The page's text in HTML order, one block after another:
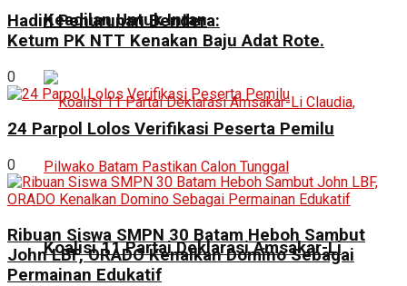
Keadilan Untuk Intan
Koalisi 11 Partai Deklarasi Amsakar-Li
Hadiri Penurunan Bendera:
Ketum PK NTT Kenakan Baju Adat Rote.
0
24 Parpol Lolos Verifikasi Peserta Pemilu
0
Ribuan Siswa SMPN 30 Batam Heboh Sambut
John LBF, ORADO Kenalkan Domino Sebagai
Permainan Edukatif